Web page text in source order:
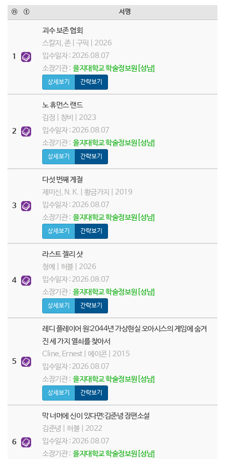
ⓝ ⓣ 서명
1
괴수 보존 협회
스칼지, 존 | 구픽 | 2026
입수일자 : 2026.08.07
소장기관 : 을지대학교 학술정보원[성남]
상세보기 간략보기
2
노 휴먼스 랜드
김정 | 창비 | 2023
입수일자 : 2026.08.07
소장기관 : 을지대학교 학술정보원[성남]
상세보기 간략보기
3
다섯 번째 계절
제미신, N. K. | 황금가지 | 2019
입수일자 : 2026.08.07
소장기관 : 을지대학교 학술정보원[성남]
상세보기 간략보기
4
라스트 젤리 샷
청예 | 허블 | 2026
입수일자 : 2026.08.07
소장기관 : 을지대학교 학술정보원[성남]
상세보기 간략보기
5
레디 플레이어 원:2044년 가상현실 오아시스의 게임에 숨겨
진 세 가지 열쇠를 찾아서
Cline, Ernest | 에이콘 | 2015
입수일자 : 2026.08.07
소장기관 : 을지대학교 학술정보원[성남]
상세보기 간략보기
6
막 너머에 신이 있다면:김준녕 장편소설
김준녕 | 허블 | 2022
입수일자 : 2026.08.07
소장기관 : 을지대학교 학술정보원[성남]